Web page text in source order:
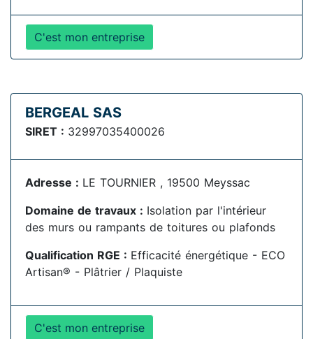
C'est mon entreprise
BERGEAL SAS
SIRET : 32997035400026
Adresse : LE TOURNIER , 19500 Meyssac
Domaine de travaux : Isolation par l'intérieur
des murs ou rampants de toitures ou plafonds
Qualification RGE : Efficacité énergétique - ECO
Artisan® - Plâtrier / Plaquiste
C'est mon entreprise